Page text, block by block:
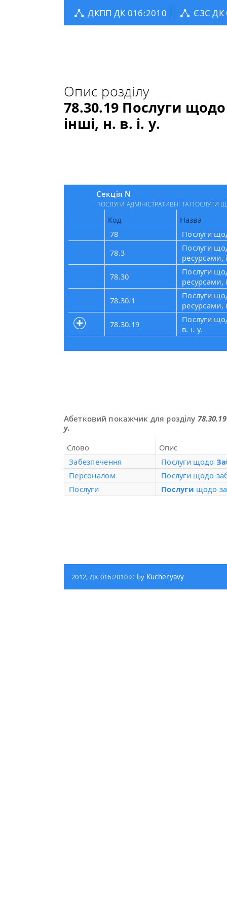
ДКПП ДК 016:2010 ЄЗС ДК
Опис розділу
78.30.19 Послуги
інші, н. в. і. у.
Секція N
ПОСЛУГИ АДМІНІСТРАТИВНІ ТА
Код
Назва
78
Послуги
78.3
Послуги
ресурсами,
78.30
Послуги
ресурсами,
78.30.1
Послуги
ресурсами,
78.30.19
Послуги
в. і. у.
Абетковий покажчик для розділу
у.
Слово
Опис
Забезпечення
Послуги щодо
Персоналом
Послуги щодо
Послуги
Послуги щодо
2012, ДК 016:2010 © by Kucheryavy